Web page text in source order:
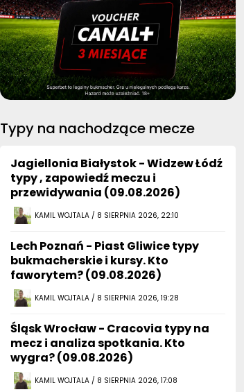
Typy na nachodzące mecze
Jagiellonia Białystok - Widzew Łódź
typy , zapowiedź meczu i
przewidywania (09.08.2026)
KAMIL WOJTALA / 8 SIERPNIA 2026, 22:10
Lech Poznań - Piast Gliwice typy
bukmacherskie i kursy. Kto
faworytem? (09.08.2026)
KAMIL WOJTALA / 8 SIERPNIA 2026, 19:28
Śląsk Wrocław - Cracovia typy na
mecz i analiza spotkania. Kto
wygra? (09.08.2026)
KAMIL WOJTALA / 8 SIERPNIA 2026, 17:08